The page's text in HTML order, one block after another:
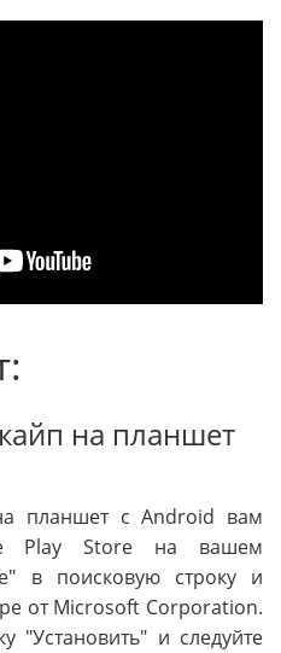
на планшет
планшет с Android вам
Play Store на вашем
в поисковую строку и
от Microsoft Corporation.
"Установить" и следуйте